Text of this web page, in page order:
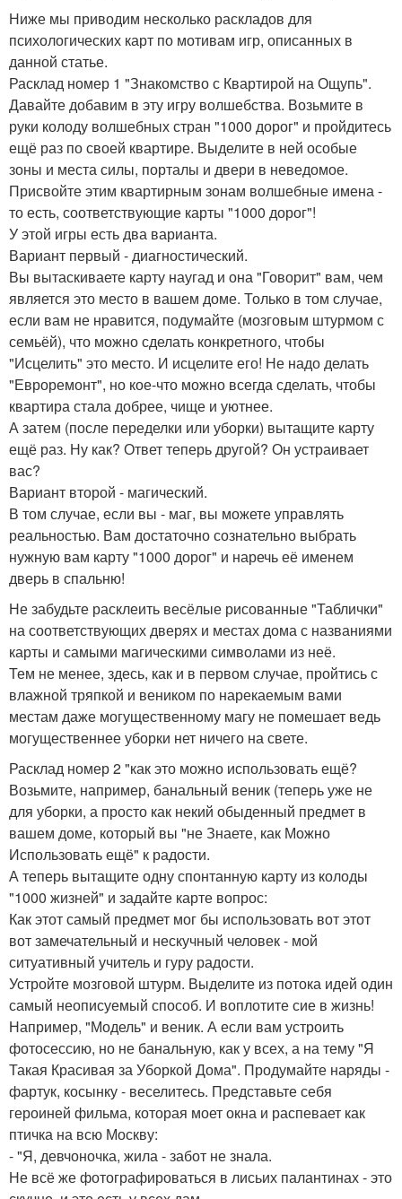
Ниже мы приводим несколько раскладов для
психологических карт по мотивам игр, описанных в
данной статье.
Расклад номер 1 "Знакомство с Квартирой на Ощупь".
Давайте добавим в эту игру волшебства. Возьмите в
руки колоду волшебных стран "1000 дорог" и пройдитесь
ещё раз по своей квартире. Выделите в ней особые
зоны и места силы, порталы и двери в неведомое.
Присвойте этим квартирным зонам волшебные имена -
то есть, соответствующие карты "1000 дорог"!
У этой игры есть два варианта.
Вариант первый - диагностический.
Вы вытаскиваете карту наугад и она "Говорит" вам, чем
является это место в вашем доме. Только в том случае,
если вам не нравится, подумайте (мозговым штурмом с
семьёй), что можно сделать конкретного, чтобы
"Исцелить" это место. И исцелите его! Не надо делать
"Евроремонт", но кое-что можно всегда сделать, чтобы
квартира стала добрее, чище и уютнее.
А затем (после переделки или уборки) вытащите карту
ещё раз. Ну как? Ответ теперь другой? Он устраивает
вас?
Вариант второй - магический.
В том случае, если вы - маг, вы можете управлять
реальностью. Вам достаточно сознательно выбрать
нужную вам карту "1000 дорог" и наречь её именем
дверь в спальню!
Не забудьте расклеить весёлые рисованные "Таблички"
на соответствующих дверях и местах дома с названиями
карты и самыми магическими символами из неё.
Тем не менее, здесь, как и в первом случае, пройтись с
влажной тряпкой и веником по нарекаемым вами
местам даже могущественному магу не помешает ведь
могущественнее уборки нет ничего на свете.
Расклад номер 2 "как это можно использовать ещё?
Возьмите, например, банальный веник (теперь уже не
для уборки, а просто как некий обыденный предмет в
вашем доме, который вы "не Знаете, как Можно
Использовать ещё" к радости.
А теперь вытащите одну спонтанную карту из колоды
"1000 жизней" и задайте карте вопрос:
Как этот самый предмет мог бы использовать вот этот
вот замечательный и нескучный человек - мой
ситуативный учитель и гуру радости.
Устройте мозговой штурм. Выделите из потока идей один
самый неописуемый способ. И воплотите сие в жизнь!
Например, "Модель" и веник. А если вам устроить
фотосессию, но не банальную, как у всех, а на тему "Я
Такая Красивая за Уборкой Дома". Продумайте наряды -
фартук, косынку - веселитесь. Представьте себя
героиней фильма, которая моет окна и распевает как
птичка на всю Москву:
- "Я, девчоночка, жила - забот не знала.
Не всё же фотографироваться в лисьих палантинах - это